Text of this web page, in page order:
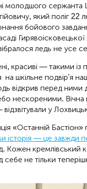
молодшого сержанта
який поліг 22
бойового
ледь не усе
красиві — такими із
шкільне подвір'я
відкрив перед ними
нескореними. Вічна
у
«Останній
історія — це завжди
Кожен кремлівський
себе не тільки